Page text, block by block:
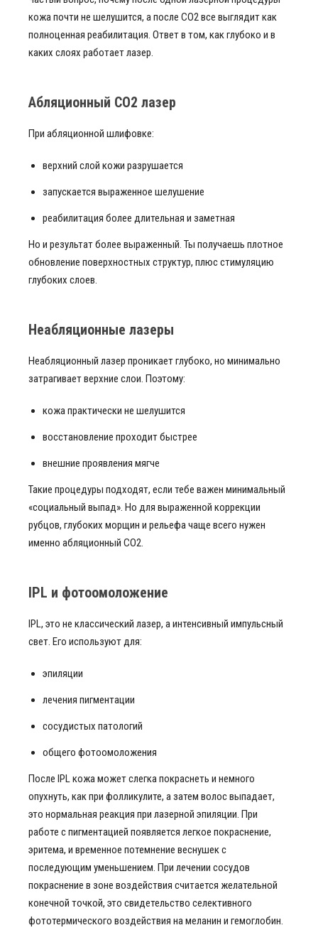
кожа почти не шелушится, а после CO2 все выглядит как
полноценная реабилитация. Ответ в том, как глубоко и в
каких слоях работает лазер.
Абляционный СО2 лазер
При абляционной шлифовке:
верхний слой кожи разрушается
запускается выраженное шелушение
реабилитация более длительная и заметная
Но и результат более выраженный. Ты получаешь плотное
обновление поверхностных структур, плюс стимуляцию
глубоких слоев.
Неабляционные лазеры
Неабляционный лазер проникает глубоко, но минимально
затрагивает верхние слои. Поэтому:
кожа практически не шелушится
восстановление проходит быстрее
внешние проявления мягче
Такие процедуры подходят, если тебе важен минимальный
«социальный выпад». Но для выраженной коррекции
рубцов, глубоких морщин и рельефа чаще всего нужен
именно абляционный СО2.
IPL и фотоомоложение
IPL, это не классический лазер, а интенсивный импульсный
свет. Его используют для:
эпиляции
лечения пигментации
сосудистых патологий
общего фотоомоложения
После IPL кожа может слегка покраснеть и немного
опухнуть, как при фолликулите, а затем волос выпадает,
это нормальная реакция при лазерной эпиляции. При
работе с пигментацией появляется легкое покраснение,
эритема, и временное потемнение веснушек с
последующим уменьшением. При лечении сосудов
покраснение в зоне воздействия считается желательной
конечной точкой, это свидетельство селективного
фототермического воздействия на меланин и гемоглобин.